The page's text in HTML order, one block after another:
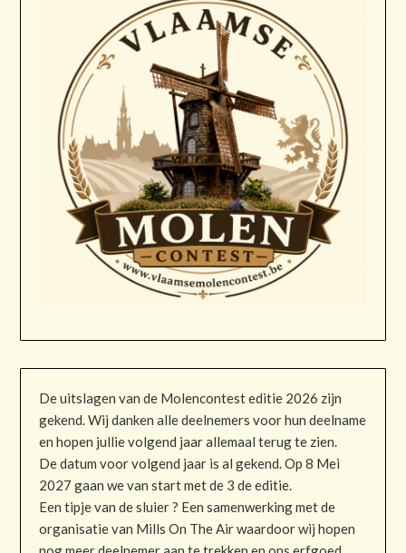
De uitslagen van de Molencontest editie 2026 zijn
gekend. Wij danken alle deelnemers voor hun deelname
en hopen jullie volgend jaar allemaal terug te zien.
De datum voor volgend jaar is al gekend. Op 8 Mei
2027 gaan we van start met de 3 de editie.
Een tipje van de sluier ? Een samenwerking met de
organisatie van Mills On The Air waardoor wij hopen